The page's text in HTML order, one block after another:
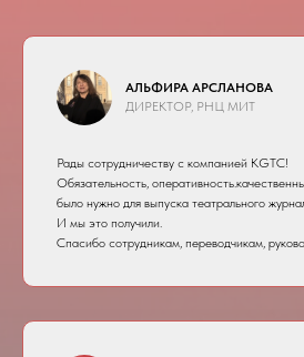
АЛЬФИРА АРСЛАНОВА
ДИРЕКТОР, РНЦ МИТ
Рады сотрудничеству с компанией KGTC!
Обязательность,
было нужно для выпуска театрального
И мы это получили.
Спасибо сотрудникам, переводчикам,